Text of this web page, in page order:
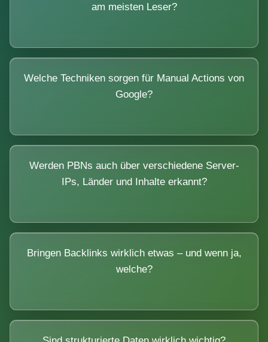
am meisten Leser?
Welche Techniken sorgen für Manual Actions von
Google?
Werden PBNs auch über verschiedene Server-
IPs, Länder und Inhalte erkannt?
Bringen Backlinks wirklich etwas – und wenn ja,
welche?